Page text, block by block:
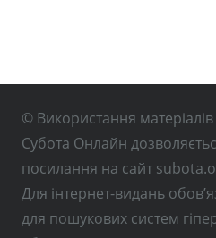
© Використання
Субота Онлайн
посилання на сайт
Для інтернет-видань
для пошукових систем